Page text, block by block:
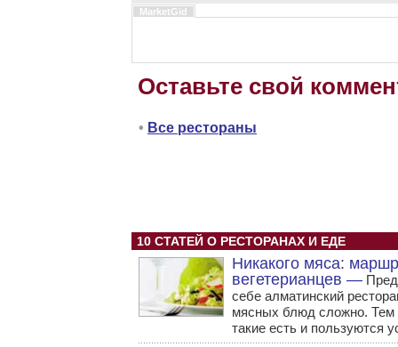
MarketGid
Оставьте свой
• Все рестораны
10 СТАТЕЙ О РЕСТОРАНАХ И ЕДЕ
Никакого мяса:
вегетерианцев —
себе алматинский
мясных блюд сложно. Тем
такие есть и пользуются